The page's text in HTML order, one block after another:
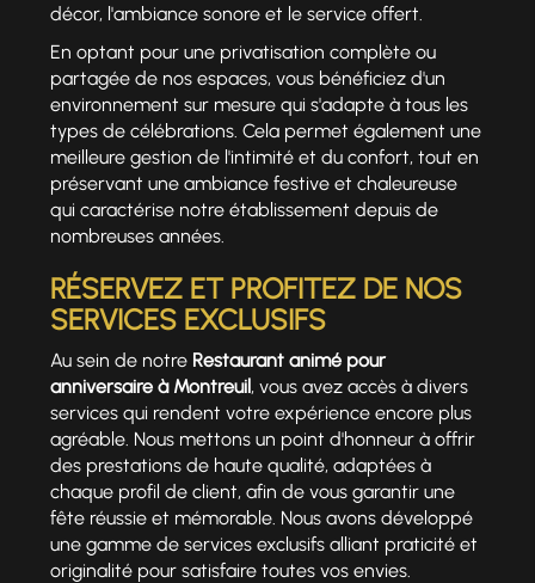
décor, l'ambiance sonore et le service offert.
En optant pour une privatisation complète ou
partagée de nos espaces, vous bénéficiez d'un
environnement sur mesure qui s'adapte à tous les
types de célébrations. Cela permet également une
meilleure gestion de l'intimité et du confort, tout en
préservant une ambiance festive et chaleureuse
qui caractérise notre établissement depuis de
nombreuses années.
RÉSERVEZ ET PROFITEZ DE NOS
SERVICES EXCLUSIFS
Au sein de notre Restaurant animé pour
anniversaire à Montreuil, vous avez accès à divers
services qui rendent votre expérience encore plus
agréable. Nous mettons un point d'honneur à offrir
des prestations de haute qualité, adaptées à
chaque profil de client, afin de vous garantir une
fête réussie et mémorable. Nous avons développé
une gamme de services exclusifs alliant praticité et
originalité pour satisfaire toutes vos envies.